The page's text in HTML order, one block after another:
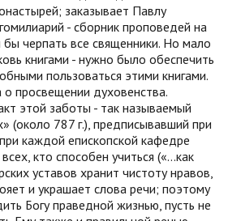
заказывает Павлу
- сборник проповедей на
черпать все священники. Но мало
книгами - нужно было обеспечить
пользоваться этими книгами.
просвещении духовенства.
этой заботы - так называемый
(около 787 г.), предписывавший при
каждой епископской кафедре
кто способен учиться («...как
уставов хранит чистоту нравов,
и украшает слова речи; поэтому
Богу праведной жизнью, пусть не